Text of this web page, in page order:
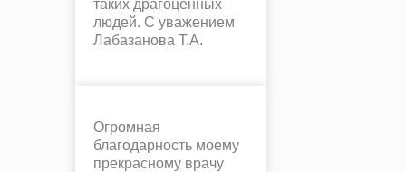
таких драгоценных
людей. С уважением
Лабазанова Т.А.
Огромная
благодарность моему
прекрасному врачу